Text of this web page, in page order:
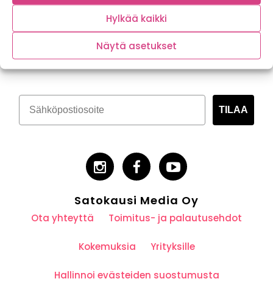
Hylkää kaikki
Näytä asetukset
Tilaa kasvispitoinen uutiskirje
TILAA
Satokausi Media Oy
Ota yhteyttä Toimitus- ja palautusehdot
Kokemuksia Yrityksille
Hallinnoi evästeiden suostumusta